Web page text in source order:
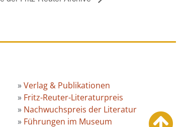
»Verlag & Publikationen
» Fritz-Reuter-Literaturpreis
» Nachwuchspreis der Literatur
» Führungen im Museum